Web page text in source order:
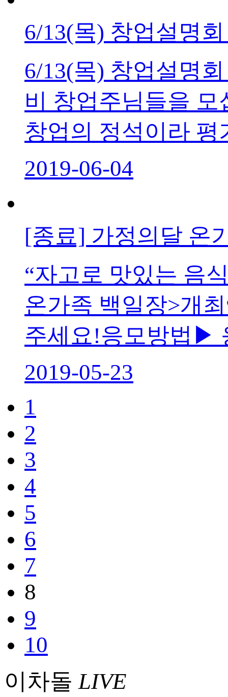
6/13(목) 창업설명
6/13(목) 창업설명
비 창업주님들을
창업의 정석이라
2019-06-04
[종료] 가정의달 온
“자고로 맛있는 음
온가족 백일장>개
주세요!응모방법▶
2019-05-23
1
2
3
4
5
6
7
8
9
10
이차돌 LIVE